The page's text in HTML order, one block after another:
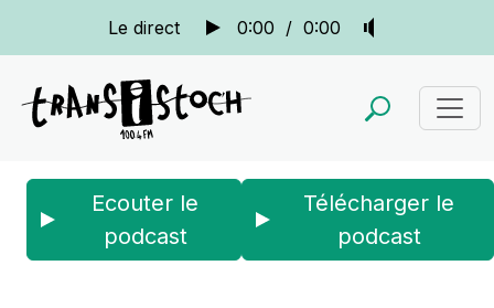
Le direct 0:00 / 0:00
Ecouter le
podcast
Télécharger le
podcast